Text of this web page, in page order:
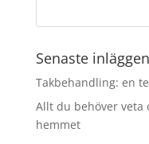
Senaste inläggen
Takbehandling: en
Allt du behöver veta
hemmet